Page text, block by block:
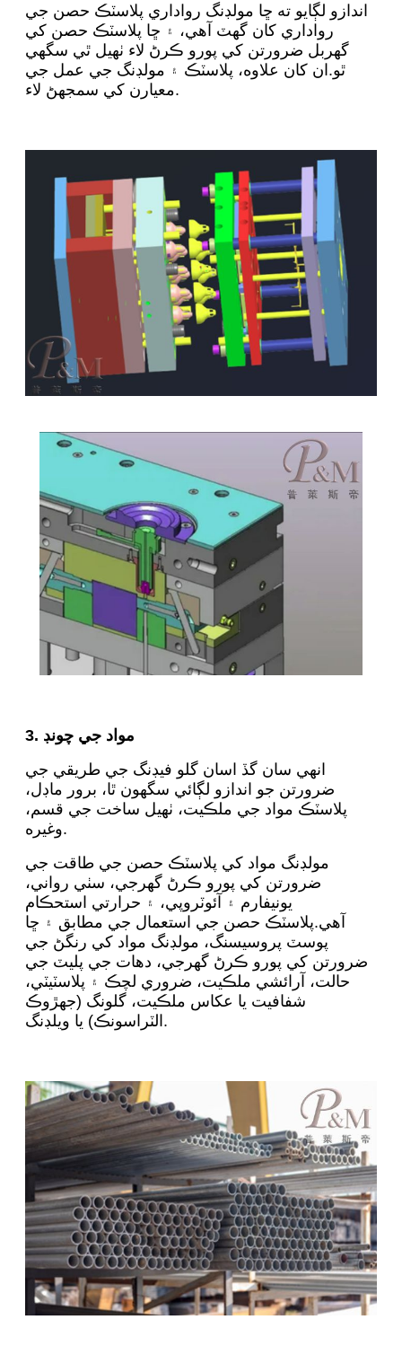
اندازو لڳايو ته ڇا مولڊنگ رواداري پلاسٽڪ حصن جي
رواداري کان گهٽ آهي، ۽ ڇا پلاسٽڪ حصن کي
گهربل ضرورتن کي پورو ڪرڻ لاء ٺهيل ٿي سگهي
ٿو.ان کان علاوه، پلاسٽڪ ۽ مولڊنگ جي عمل جي
معيارن کي سمجھڻ لاء.
3. مواد جي چونڊ
انهي سان گڏ اسان گلو فيڊنگ جي طريقي جي
ضرورتن جو اندازو لڳائي سگهون ٿا، برور ماڊل،
پلاسٽڪ مواد جي ملڪيت، ٺهيل ساخت جي قسم،
وغيره.
مولڊنگ مواد کي پلاسٽڪ حصن جي طاقت جي
ضرورتن کي پورو ڪرڻ گهرجي، سٺي رواني،
يونيفارم ۽ آئوٽروپي، ۽ حرارتي استحڪام
آهي.پلاسٽڪ حصن جي استعمال جي مطابق ۽ ڇا
پوسٽ پروسيسنگ، مولڊنگ مواد کي رنگڻ جي
ضرورتن کي پورو ڪرڻ گهرجي، دھات جي پليٽ جي
حالت، آرائشي ملڪيت، ضروري لچڪ ۽ پلاسٽيٽي،
شفافيت يا عکاس ملڪيت، گلونگ (جهڙوڪ
الٽراسونڪ) يا ويلڊنگ.